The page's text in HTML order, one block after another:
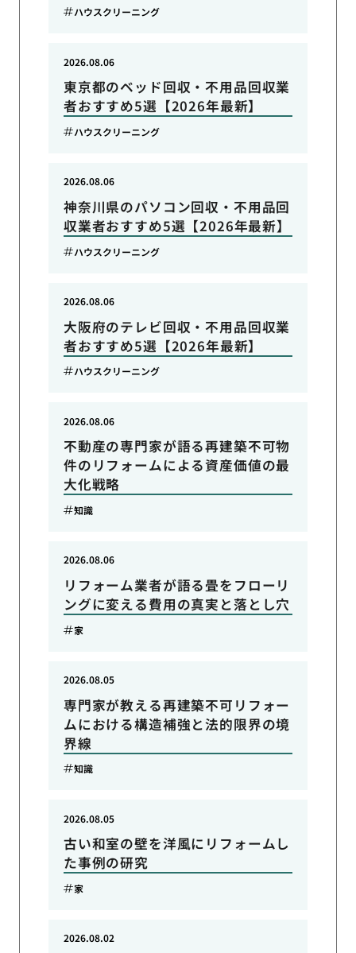
ハウスクリーニング
東京都のベッド回収・不用品回収業
者おすすめ5選【2026年最新】
2026.08.06
ハウスクリーニング
神奈川県のパソコン回収・不用品回
収業者おすすめ5選【2026年最新】
2026.08.06
ハウスクリーニング
大阪府のテレビ回収・不用品回収業
者おすすめ5選【2026年最新】
2026.08.06
ハウスクリーニング
不動産の専門家が語る再建築不可物
件のリフォームによる資産価値の最
大化戦略
2026.08.06
知識
リフォーム業者が語る畳をフローリ
ングに変える費用の真実と落とし穴
2026.08.06
家
専門家が教える再建築不可リフォー
ムにおける構造補強と法的限界の境
界線
2026.08.05
知識
古い和室の壁を洋風にリフォームし
た事例の研究
2026.08.05
家
2026.08.02